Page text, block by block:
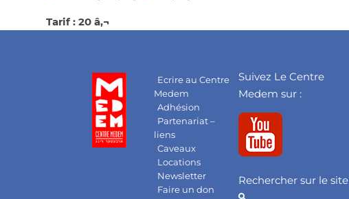
Tarif : 20 â‚¬
Ecrire au Centre
Medem
Adhésion
Partenariat –
liens
Caveaux
Locations
Newsletter
Faire un don
Suivez Le Centre
Medem sur :
Rechercher sur le site